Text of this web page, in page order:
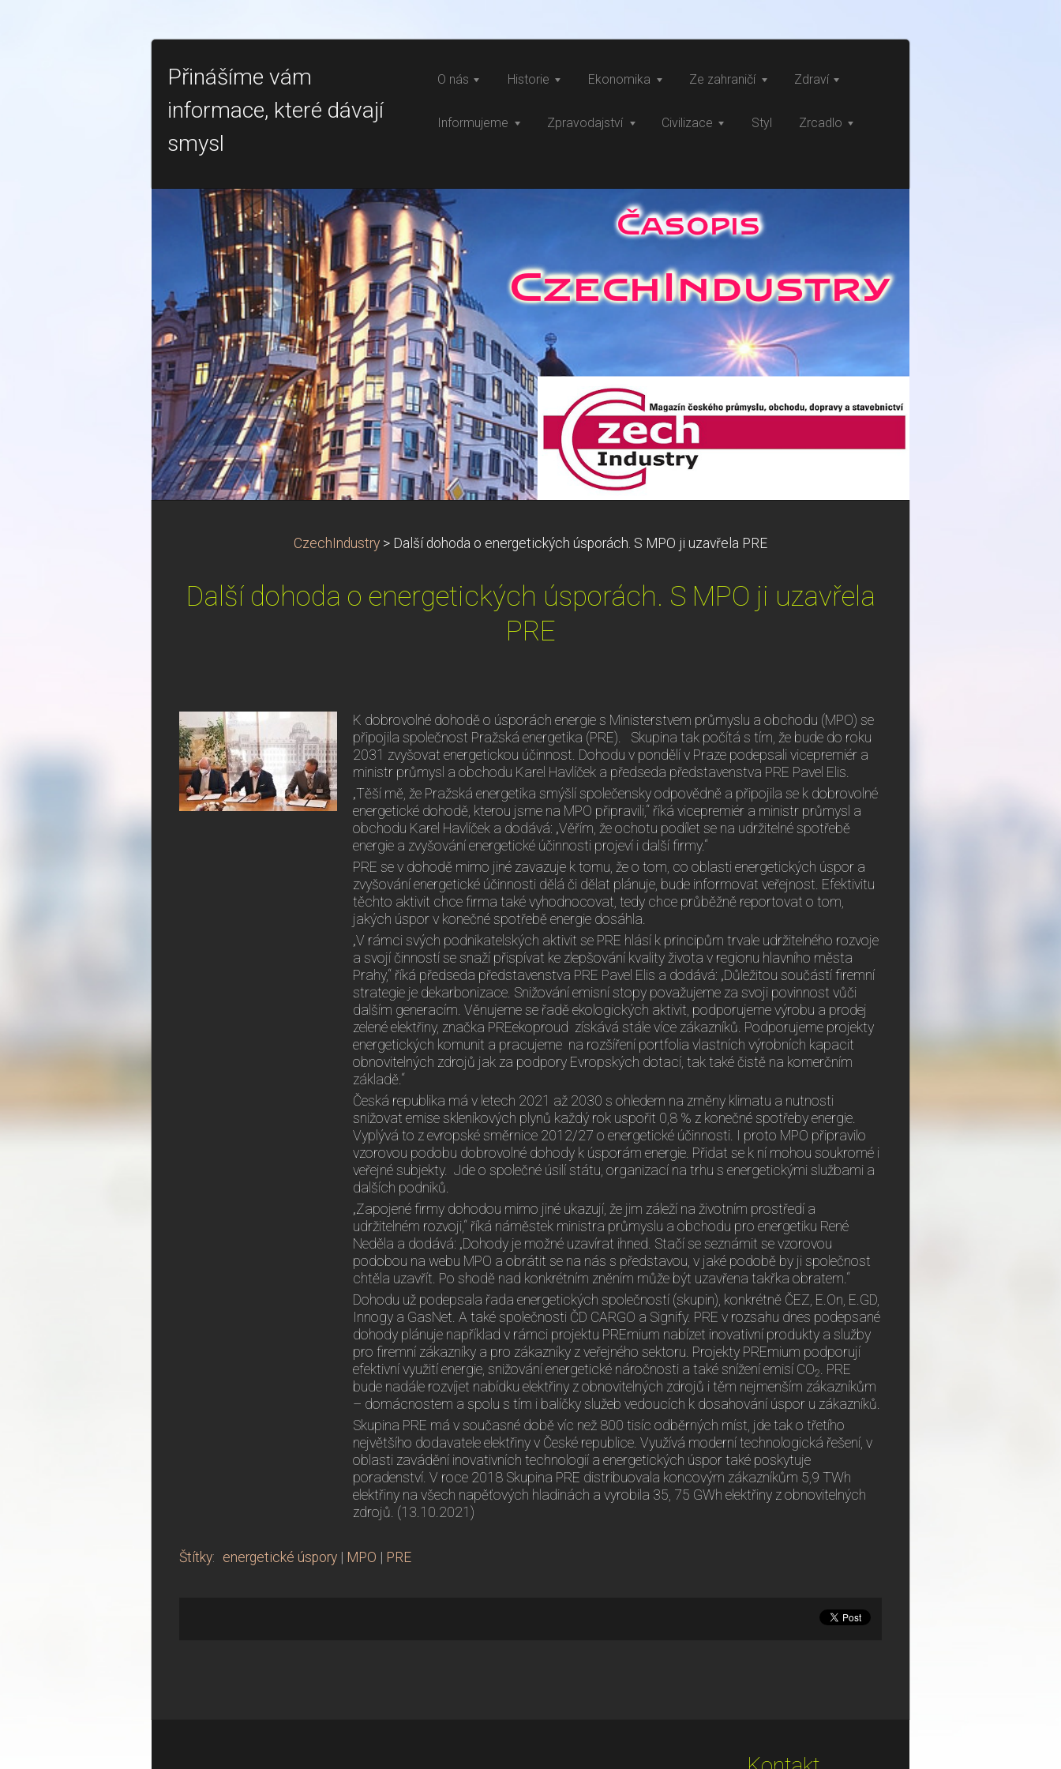
Přinášíme vám
informace, které dávají
smysl
O nás Historie Ekonomika Ze zahraničí Zdraví
Informujeme Zpravodajství Civilizace Styl Zrcadlo
CzechIndustry > Další dohoda o energetických úsporách. S MPO ji uzavřela PRE
Další dohoda o energetických úsporách. S MPO ji uzavřela
PRE
K dobrovolné dohodě o úsporách energie s Ministerstvem průmyslu a obchodu (MPO) se
připojila společnost Pražská energetika (PRE). Skupina tak počítá s tím, že bude do roku
2031 zvyšovat energetickou účinnost. Dohodu v pondělí v Praze podepsali vicepremiér a
ministr průmysl a obchodu Karel Havlíček a předseda představenstva PRE Pavel Elis.
„Těší mě, že Pražská energetika smýšlí společensky odpovědně a připojila se k dobrovolné
energetické dohodě, kterou jsme na MPO připravili,“ říká vicepremiér a ministr průmysl a
obchodu Karel Havlíček a dodává: „Věřím, že ochotu podílet se na udržitelné spotřebě
energie a zvyšování energetické účinnosti projeví i další firmy.“
PRE se v dohodě mimo jiné zavazuje k tomu, že o tom, co oblasti energetických úspor a
zvyšování energetické účinnosti dělá či dělat plánuje, bude informovat veřejnost. Efektivitu
těchto aktivit chce firma také vyhodnocovat, tedy chce průběžně reportovat o tom,
jakých úspor v konečné spotřebě energie dosáhla.
„V rámci svých podnikatelských aktivit se PRE hlásí k principům trvale udržitelného rozvoje
a svojí činností se snaží přispívat ke zlepšování kvality života v regionu hlavního města
Prahy,“ říká předseda představenstva PRE Pavel Elis a dodává: „Důležitou součástí firemní
strategie je dekarbonizace. Snižování emisní stopy považujeme za svoji povinnost vůči
dalším generacím. Věnujeme se řadě ekologických aktivit, podporujeme výrobu a prodej
zelené elektřiny, značka PREekoproud získává stále více zákazníků. Podporujeme projekty
energetických komunit a pracujeme na rozšíření portfolia vlastních výrobních kapacit
obnovitelných zdrojů jak za podpory Evropských dotací, tak také čistě na komerčním
základě.“
Česká republika má v letech 2021 až 2030 s ohledem na změny klimatu a nutnosti
snižovat emise skleníkových plynů každý rok uspořit 0,8 % z konečné spotřeby energie.
Vyplývá to z evropské směrnice 2012/27 o energetické účinnosti. I proto MPO připravilo
vzorovou podobu dobrovolné dohody k úsporám energie. Přidat se k ní mohou soukromé i
veřejné subjekty. Jde o společné úsilí státu, organizací na trhu s energetickými službami a
dalších podniků.
„Zapojené firmy dohodou mimo jiné ukazují, že jim záleží na životním prostředí a
udržitelném rozvoji,“ říká náměstek ministra průmyslu a obchodu pro energetiku René
Neděla a dodává: „Dohody je možné uzavírat ihned. Stačí se seznámit se vzorovou
podobou na webu MPO a obrátit se na nás s představou, v jaké podobě by ji společnost
chtěla uzavřít. Po shodě nad konkrétním zněním může být uzavřena takřka obratem.“
Dohodu už podepsala řada energetických společností (skupin), konkrétně ČEZ, E.On, E.GD,
Innogy a GasNet. A také společnosti ČD CARGO a Signify. PRE v rozsahu dnes podepsané
dohody plánuje například v rámci projektu PREmium nabízet inovativní produkty a služby
pro firemní zákazníky a pro zákazníky z veřejného sektoru. Projekty PREmium podporují
efektivní využití energie, snižování energetické náročnosti a také snížení emisí CO2. PRE
bude nadále rozvíjet nabídku elektřiny z obnovitelných zdrojů i těm nejmenším zákazníkům
– domácnostem a spolu s tím i balíčky služeb vedoucích k dosahování úspor u zákazníků.
Skupina PRE má v současné době víc než 800 tisíc odběrných míst, jde tak o třetího
největšího dodavatele elektřiny v České republice. Využívá moderní technologická řešení, v
oblasti zavádění inovativních technologií a energetických úspor také poskytuje
poradenství. V roce 2018 Skupina PRE distribuovala koncovým zákazníkům 5,9 TWh
elektřiny na všech napěťových hladinách a vyrobila 35, 75 GWh elektřiny z obnovitelných
zdrojů. (13.10.2021)
Štítky: energetické úspory MPO PRE